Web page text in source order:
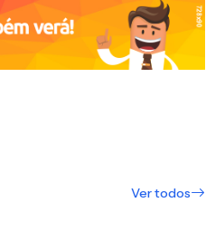
Ver todos